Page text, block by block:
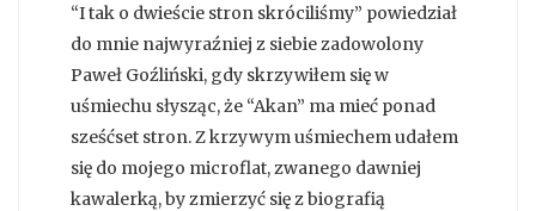
“I tak o dwieście stron skróciliśmy” powiedział
do mnie najwyraźniej z siebie zadowolony
Paweł Goźliński, gdy skrzywiłem się w
uśmiechu słysząc, że “Akan” ma mieć ponad
sześćset stron. Z krzywym uśmiechem udałem
się do mojego microflat, zwanego dawniej
kawalerką, by zmierzyć się z biografią